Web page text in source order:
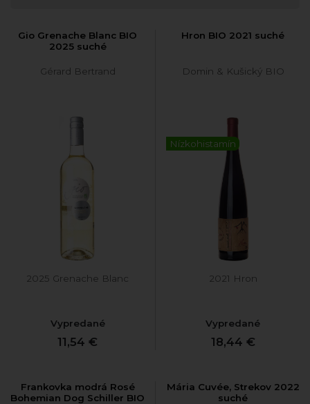
Gio Grenache Blanc BIO
2025 suché
Gérard Bertrand
2025 Grenache Blanc
Vypredané
11,54 €
Hron BIO 2021 suché
Domin & Kušický BIO
Nízkohistamín
2021 Hron
Vypredané
18,44 €
Frankovka modrá Rosé
Bohemian Dog Schiller BIO
Mária Cuvée, Strekov 2022
suché